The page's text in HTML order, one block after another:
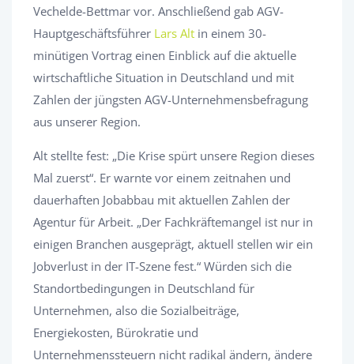
Vechelde-Bettmar vor. Anschließend gab AGV-
Hauptgeschäftsführer Lars Alt in einem 30-
minütigen Vortrag einen Einblick auf die aktuelle
wirtschaftliche Situation in Deutschland und mit
Zahlen der jüngsten AGV-Unternehmensbefragung
aus unserer Region.
Alt stellte fest: „Die Krise spürt unsere Region dieses
Mal zuerst“. Er warnte vor einem zeitnahen und
dauerhaften Jobabbau mit aktuellen Zahlen der
Agentur für Arbeit. „Der Fachkräftemangel ist nur in
einigen Branchen ausgeprägt, aktuell stellen wir ein
Jobverlust in der IT-Szene fest.“ Würden sich die
Standortbedingungen in Deutschland für
Unternehmen, also die Sozialbeiträge,
Energiekosten, Bürokratie und
Unternehmenssteuern nicht radikal ändern, ändere